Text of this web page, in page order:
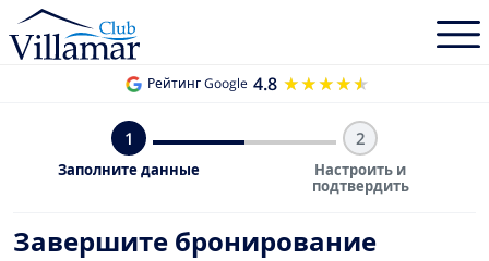
Рейтинг Google 4.8 ★★★★★
★★★★★
1
Заполните данные
2
Настроить и
подтвердить
Завершите бронирование